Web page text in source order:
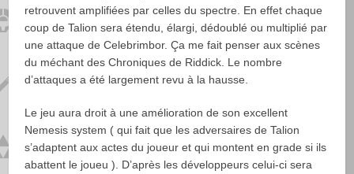
retrouvent amplifiées par celles du spectre. En effet chaque
coup de Talion sera étendu, élargi, dédoublé ou multiplié par
une attaque de Celebrimbor. Ça me fait penser aux scènes
du méchant des Chroniques de Riddick. Le nombre
d’attaques a été largement revu à la hausse.
Le jeu aura droit à une amélioration de son excellent
Nemesis system ( qui fait que les adversaires de Talion
s’adaptent aux actes du joueur et qui montent en grade si ils
abattent le joueu ). D’après les développeurs celui-ci sera